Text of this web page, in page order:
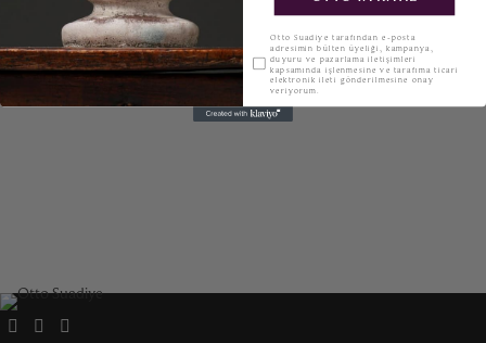
KVKKOtto Suadiye tarafından e-posta
adresimin bülten üyeliği, kampanya,
duyuru ve pazarlama iletişimleri
kapsamında işlenmesine ve tarafıma ticari
elektronik ileti gönderilmesine onay
veriyorum.